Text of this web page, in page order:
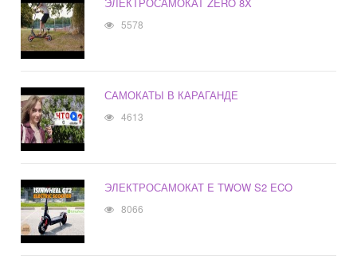
5578
САМОКАТЫ В КАРАГАНДЕ
4613
ЭЛЕКТРОСАМОКАТ E TWOW S2 ECO
8066